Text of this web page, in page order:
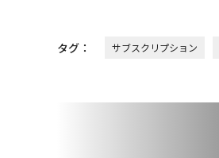
タグ： サブスクリプション